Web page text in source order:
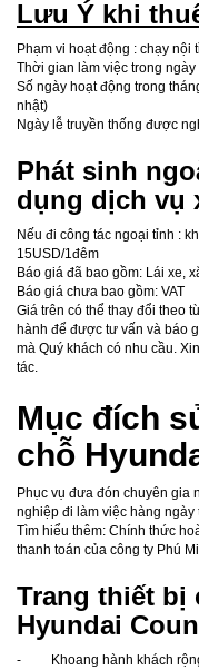
Lưu Ý khi
Phạm vi hoạt động : chạy nội
Thời gian làm việc trong
Số ngày hoạt động trong
nhật)
Ngày lễ truyền thống được
Phát sinh
dụng dịch vụ
Nếu đi công tác ngoại tỉnh :
15USD/1đêm
Báo giá đã bao gồm: Lái xe,
Báo giá chưa bao gồm: VAT
Giá trên có thể thay đổi theo
hành để được tư vấn và báo
mà Quý khách có nhu cầu.
tác.
Mục đích
chỗ
Phục vụ đưa đón chuyên gia
nghiệp đi làm việc hàng
Tìm hiểu thêm: Chính thức
thanh toán của công ty Phú
Trang thiết bị
Hyundai
- Khoang hành khách rộng